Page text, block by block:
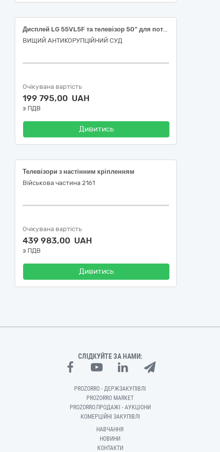
Дисплей LG 55VL5F та телевізор 50” для потреб Вищого антикорупційного суду
ВИЩИЙ АНТИКОРУПЦІЙНИЙ СУД
Очікувана вартість
199 795,00 UAH
з ПДВ
Дивитись
Телевізори з настінним кріпленням
Військова частина 2161
Очікувана вартість
439 983,00 UAH
з ПДВ
Дивитись
СЛІДКУЙТЕ ЗА НАМИ:
PROZORRO - ДЕРЖЗАКУПІВЛІ
PROZORRO MARKET
PROZORRO.ПРОДАЖІ - АУКЦІОНИ
КОМЕРЦІЙНІ ЗАКУПІВЛІ
НАВЧАННЯ
НОВИНИ
КОНТАКТИ